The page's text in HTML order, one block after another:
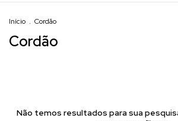
Início . Cordão
Cordão
Não temos resultados para sua